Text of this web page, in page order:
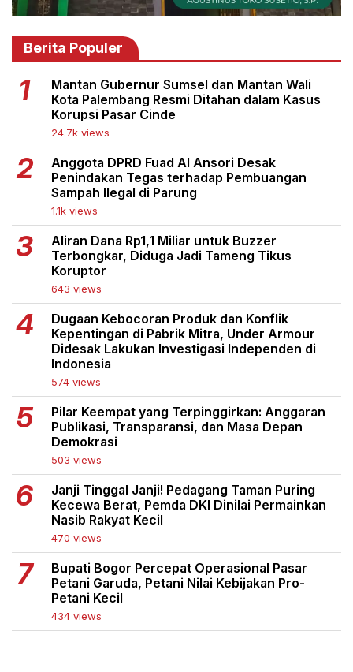
Berita Populer
Mantan Gubernur Sumsel dan Mantan Wali
Kota Palembang Resmi Ditahan dalam Kasus
Korupsi Pasar Cinde
24.7k views
Anggota DPRD Fuad Al Ansori Desak
Penindakan Tegas terhadap Pembuangan
Sampah Ilegal di Parung
1.1k views
Aliran Dana Rp1,1 Miliar untuk Buzzer
Terbongkar, Diduga Jadi Tameng Tikus
Koruptor
643 views
Dugaan Kebocoran Produk dan Konflik
Kepentingan di Pabrik Mitra, Under Armour
Didesak Lakukan Investigasi Independen di
Indonesia
574 views
Pilar Keempat yang Terpinggirkan: Anggaran
Publikasi, Transparansi, dan Masa Depan
Demokrasi
503 views
Janji Tinggal Janji! Pedagang Taman Puring
Kecewa Berat, Pemda DKI Dinilai Permainkan
Nasib Rakyat Kecil
470 views
Bupati Bogor Percepat Operasional Pasar
Petani Garuda, Petani Nilai Kebijakan Pro-
Petani Kecil
434 views